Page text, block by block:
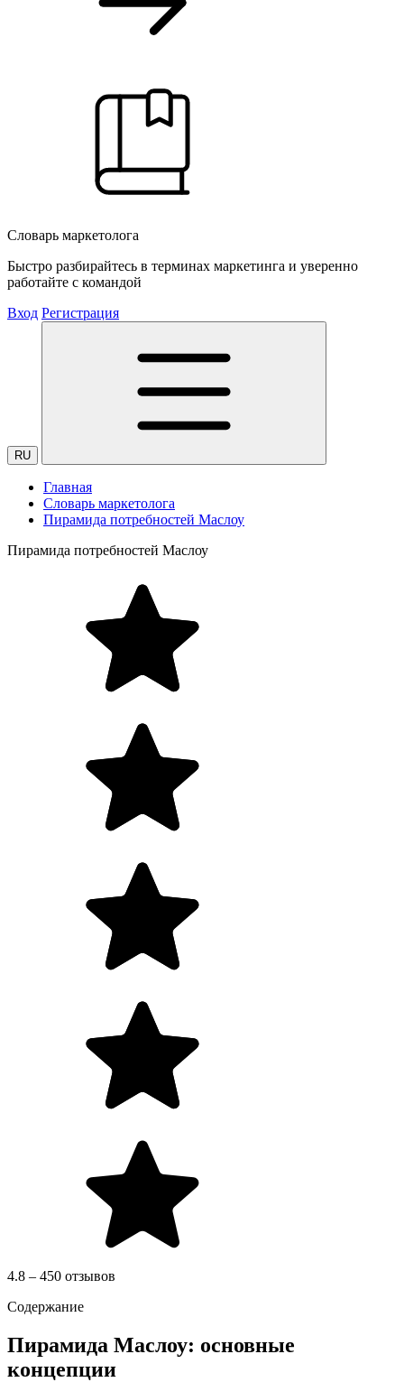
Словарь маркетолога
Быстро разбирайтесь в терминах маркетинга и уверенно
работайте с командой
Вход Регистрация
RU
Главная
Словарь маркетолога
Пирамида потребностей Маслоу
Пирамида потребностей Маслоу
4.8 – 450 отзывов
Содержание
Пирамида Маслоу: основные
концепции